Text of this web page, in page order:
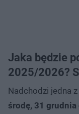
Jaka będzie
2025/2026?
Nadchodzi jedna
środę, 31